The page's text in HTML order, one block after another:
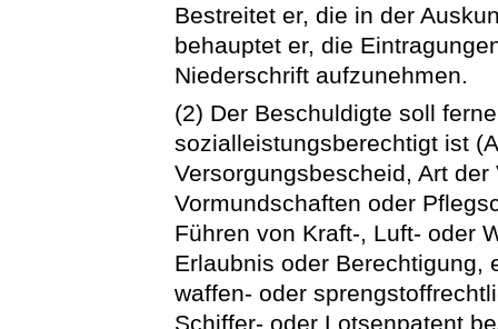
Bestreitet er, die in der
behauptet er, die
Niederschrift aufzunehmen.
(2) Der Beschuldigte soll
sozialleistungsberechtigt ist
Versorgungsbescheid, Art
Vormundschaften oder
Führen von Kraft-, Luft- oder
Erlaubnis oder Berechtigung,
waffen- oder
Schiffer- oder Lotsenpatent